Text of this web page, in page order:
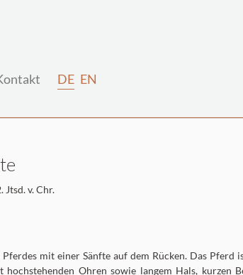
DE EN
Jtsd. v. Chr.
mit einer Sänfte auf dem Rücken. Das Pferd
hochstehenden Ohren sowie langem Hals, kurzen